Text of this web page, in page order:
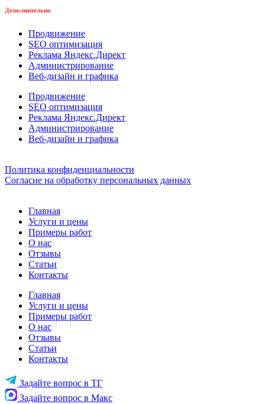
Дополнительно
Продвижение
SEO оптимизация
Реклама Яндекс.Директ
Администрирование
Веб-дизайн и графика
Продвижение
SEO оптимизация
Реклама Яндекс.Директ
Администрирование
Веб-дизайн и графика
Политика конфиденциальности
Согласие на обработку персональных данных
Главная
Услуги и цены
Примеры работ
О нас
Отзывы
Статьи
Контакты
Главная
Услуги и цены
Примеры работ
О нас
Отзывы
Статьи
Контакты
Задайте вопрос в ТГ
Задайте вопрос в Макс